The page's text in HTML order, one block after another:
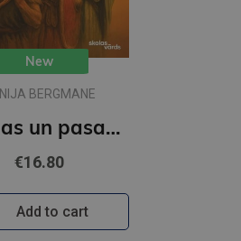
New
BERGMANE
Latvijas un pasaules vēsture 7. klasei Rakstāmgrāmata
€16.80
Add to cart